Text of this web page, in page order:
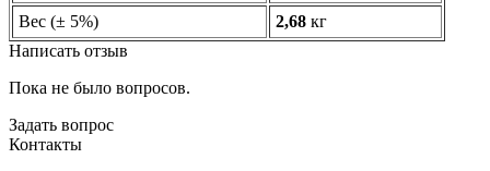
Вес (± 5%)
2,68 кг
Написать отзыв
Пока не было вопросов.
Задать вопрос
Контакты